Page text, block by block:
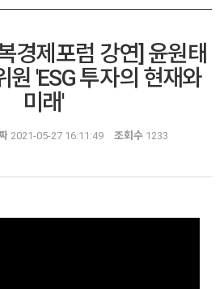
경제포럼 강연] 윤원태
원 'ESG 투자의 현재와
미래'
2021-05-27 16:11:49 조회수 1233